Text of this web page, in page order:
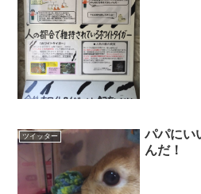
ツイッター
パパにい
んだ！